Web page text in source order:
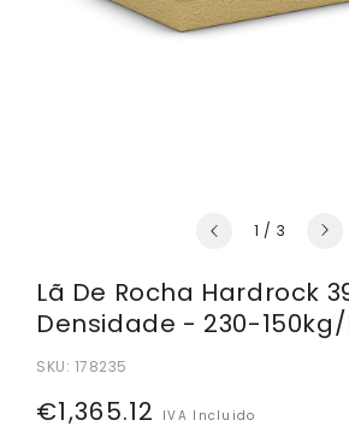
1 / de
3
Lã De Rocha Hardrock
Densidade - 230-150kg/
SKU: 178235
Preço
€1,365.12 IVA Incluido